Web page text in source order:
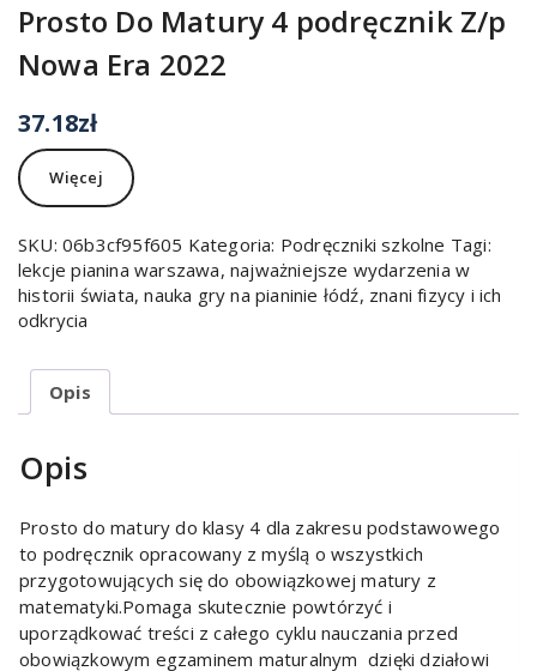
Prosto Do Matury 4 podręcznik Z/p
Nowa Era 2022
37.18zł
Więcej
SKU: 06b3cf95f605 Kategoria: Podręczniki szkolne Tagi:
lekcje pianina warszawa,najważniejsze wydarzenia w
historii świata,nauka gry na pianinie łódź, znani fizycy i ich
odkrycia
Opis
Opis
Prosto do matury do klasy 4 dla zakresu podstawowego
to podręcznik opracowany z myślą o wszystkich
przygotowujących się do obowiązkowej matury z
matematyki.Pomaga skutecznie powtórzyć i
uporządkować treści z całego cyklu nauczania przed
obowiązkowym egzaminem maturalnym dzięki działowi